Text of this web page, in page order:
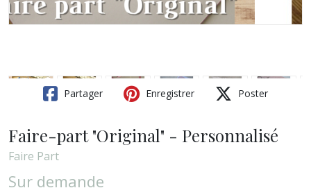
Partager Enregistrer Poster
Faire-part "Original" - Personnalisé
Faire Part
Sur demande